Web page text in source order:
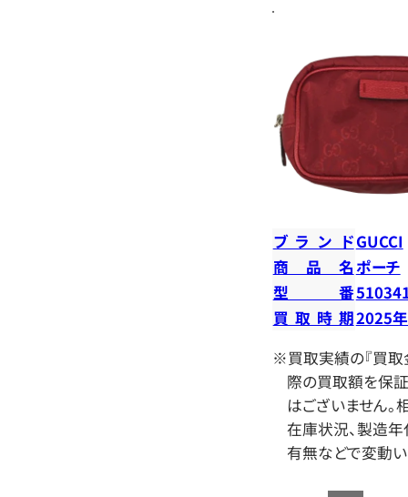
ブランドGUCCI
商品名ポーチ
型番
買取時期2025
※買取実績の『買取
際の買取額を保
はございません。
在庫状況、製造年
有無などで変動い